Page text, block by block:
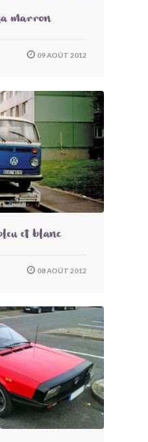
marron
09 AOÛT 2012
et blanc
08 AOÛT 2012